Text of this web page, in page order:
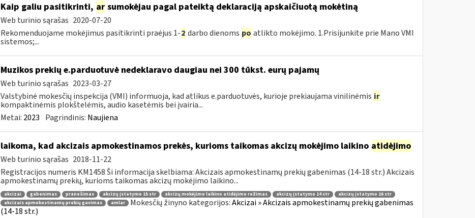
Kaip galiu pasitikrinti, arsumokėjau pagal pateiktą deklaraciją apskaičiuotą mokėtiną
Web turinio sąrašas 2020-07-20
Rekomenduojame mokėjimus pasitikrinti praėjus 1-2 darbo dienoms po atlikto mokėjimo. 1.Prisijunkite prie Mano VMI
sistemos;...
Muzikos prekių e.parduotuvė nedeklaravo daugiau nei 300 tūkst. eurų pajamų
Web turinio sąrašas 2023-03-27
Valstybinė mokesčių inspekcija (VMI) informuoja, kad atlikus e.parduotuvės, kurioje prekiaujama vinilinėmis ir
kompaktinėmis plokštelėmis, audio kasetėmis bei įvairia...
Metai: 2023 Pagrindinis: Naujiena
laikoma, kad akcizais apmokestinamos prekės, kurioms taikomas akcizų mokėjimo laikino atidėjimo
Web turinio sąrašas 2018-11-22
Registracijos numeris KM1458 Ši informacija skelbiama: Akcizais apmokestinamų prekių gabenimas (14-18 str.) Akcizais
apmokestinamų prekių, kurioms taikomas akcizų mokėjimo laikino...
akcizai gabenimas pranešimas akcizų įstatymo 15 str akcizų mokėjimo laikino atidėjimo režimas akcizų įstatymo 14 str
akcizų įstatymo 16 str
akcizais apmokestinamų prekių gavimas
amlar Mokesčių žinyno kategorijos:Akcizai » Akcizais apmokestinamų prekių gabenimas
(14-18 str.)